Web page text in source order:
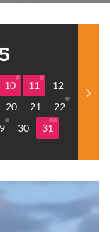
10 11
12
20 21
22
30 31